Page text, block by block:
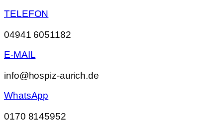
TELEFON
04941 6051182
E-MAIL
info@hospiz-aurich.de
WhatsApp
0170 8145952